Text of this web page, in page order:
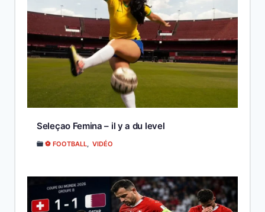
Seleçao Femina – il y a du level
⚽ FOOTBALL, VIDÉO